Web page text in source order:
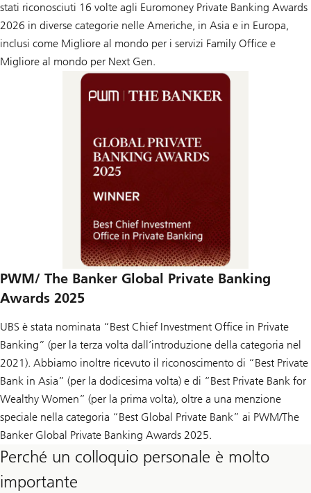
stati riconosciuti 16 volte agli Euromoney Private Banking Awards
2026 in diverse categorie nelle Americhe, in Asia e in Europa,
inclusi come Migliore al mondo per i servizi Family Office e
Migliore al mondo per Next Gen.
PWM/ The Banker Global Private Banking
Awards 2025
UBS è stata nominata “Best Chief Investment Office in Private
Banking” (per la terza volta dall’introduzione della categoria nel
2021). Abbiamo inoltre ricevuto il riconoscimento di “Best Private
Bank in Asia” (per la dodicesima volta) e di “Best Private Bank for
Wealthy Women” (per la prima volta), oltre a una menzione
speciale nella categoria “Best Global Private Bank” ai PWM/The
Banker Global Private Banking Awards 2025.
Perché un colloquio personale è molto
importante